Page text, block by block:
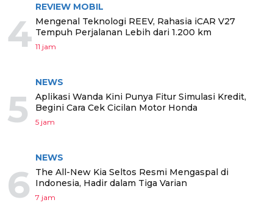
4
REVIEW MOBIL
Mengenal Teknologi REEV, Rahasia iCAR V27
Tempuh Perjalanan Lebih dari 1.200 km
11 jam
5
NEWS
Aplikasi Wanda Kini Punya Fitur Simulasi Kredit,
Begini Cara Cek Cicilan Motor Honda
5 jam
6
NEWS
The All-New Kia Seltos Resmi Mengaspal di
Indonesia, Hadir dalam Tiga Varian
7 jam